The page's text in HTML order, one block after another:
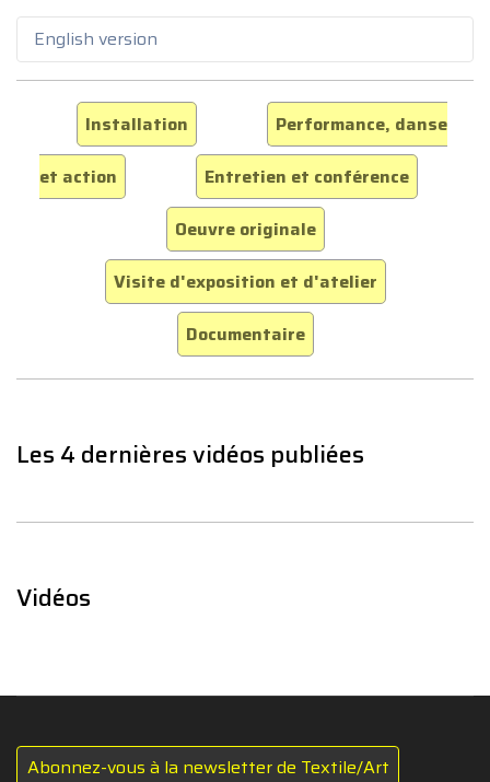
English version
Installation
Performance, danse
et action
Entretien et conférence
Oeuvre originale
Visite d'exposition et d'atelier
Documentaire
Les 4 dernières vidéos publiées
Vidéos
Abonnez-vous à la newsletter de Textile/Art